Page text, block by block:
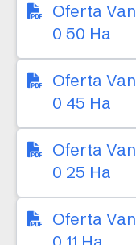
Oferta
0 50 Ha
Oferta
0 45 Ha
Oferta
0 25 Ha
Oferta